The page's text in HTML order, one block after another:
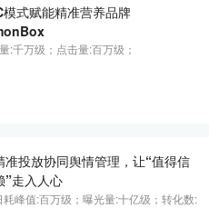
模式赋能精准营养品牌
:千万级； 点击量:百万级；
准投放协同舆情管理，让“值得信
”走入人心
耗峰值:百万级；曝光量:十亿级；转化数: